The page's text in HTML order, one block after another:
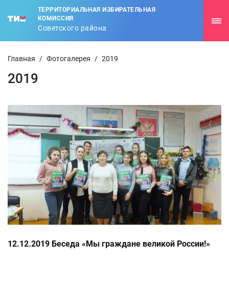
ТЕРРИТОРИАЛЬНАЯ ИЗБИРАТЕЛЬНАЯ
КОМИССИЯ
Советского района
Главная / Фотогалерея / 2019
2019
12.12.2019 Беседа «Мы граждане великой России!»